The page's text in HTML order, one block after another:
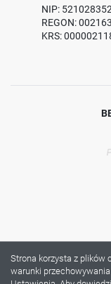
NIP:
REGON:
KRS:
Strona korzysta z plików
warunki